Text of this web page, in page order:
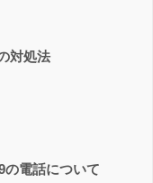
対処法
の電話について